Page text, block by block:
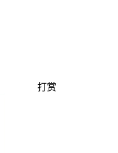
打赏